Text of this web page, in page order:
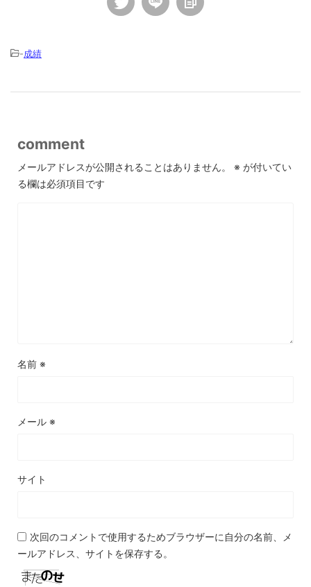
-成績
comment
メールアドレスが公開されることはありません。 ※ が付いてい
る欄は必須項目です
名前 ※
メール ※
サイト
次回のコメントで使用するためブラウザーに自分の名前、メ
ールアドレス、サイトを保存する。